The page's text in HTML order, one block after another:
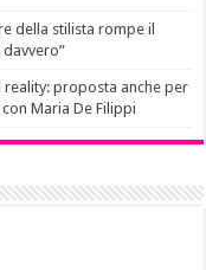
della stilista rompe il
reality: proposta anche per
Maria De Filippi